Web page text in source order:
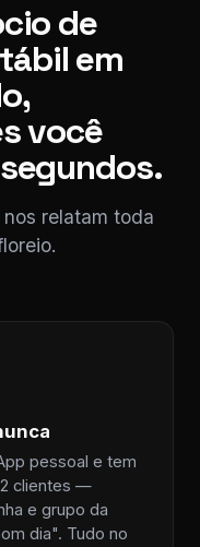
de
em
você
relatam toda
pessoal e tem
clientes —
e grupo da
dia". Tudo no